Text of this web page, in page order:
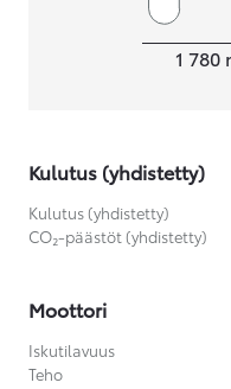
Leveys
1 780
Kulutus (yhdistetty)
Kulutus (yhdistetty)
CO₂-päästöt (yhdistetty)
Moottori
Iskutilavuus
Teho